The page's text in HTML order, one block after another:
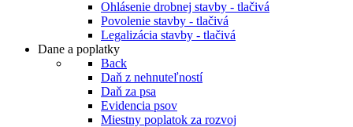
Ohlásenie drobnej stavby - tlačivá
Povolenie stavby - tlačivá
Legalizácia stavby - tlačivá
Dane a poplatky
Back
Daň z nehnuteľností
Daň za psa
Evidencia psov
Miestny poplatok za rozvoj